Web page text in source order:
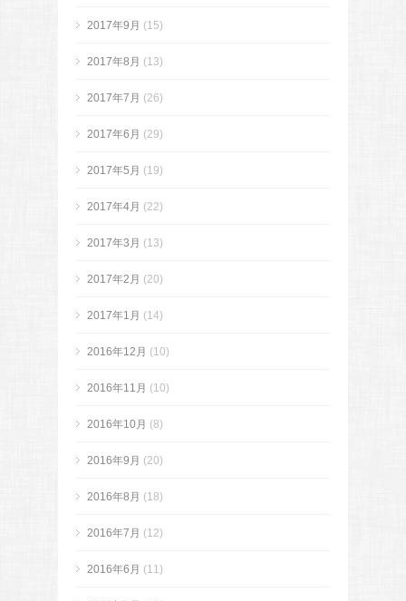
2017年9月 (15)
2017年8月 (13)
2017年7月 (26)
2017年6月 (29)
2017年5月 (19)
2017年4月 (22)
2017年3月 (13)
2017年2月 (20)
2017年1月 (14)
2016年12月 (10)
2016年11月 (10)
2016年10月 (8)
2016年9月 (20)
2016年8月 (18)
2016年7月 (12)
2016年6月 (11)